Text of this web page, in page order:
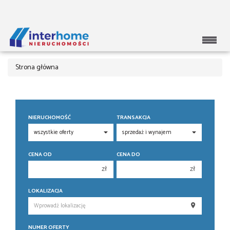
Strona główna
NIERUCHOMOŚĆ TRANSAKCJA
CENA OD
zł
250 000 zł
CENA DO
zł
250 000 zł
LOKALIZACJA
NUMER OFERTY